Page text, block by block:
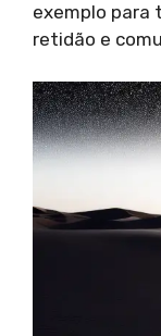
exemplo para
retidão e